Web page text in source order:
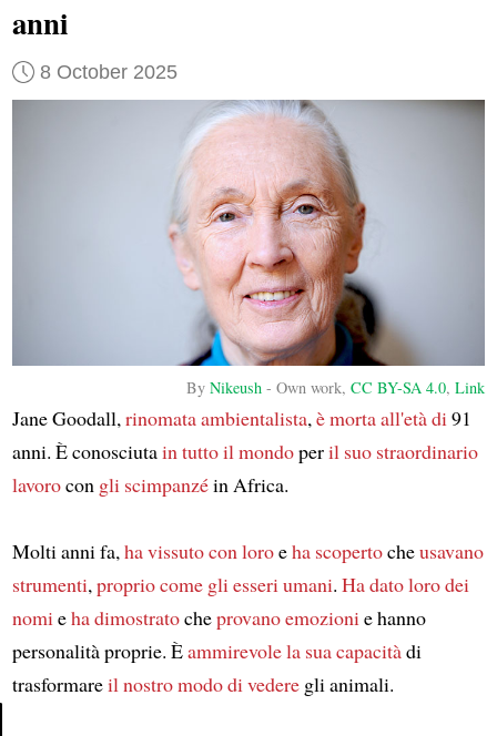
anni
8 October 2025
ByNikeush -Own work,CC BY-SA 4.0,Link
Jane Goodall,rinomata ambientalista,è morta all'età di91
anni. È conosciutain tutto il mondoperil suo straordinario
lavorocon gli scimpanzéin Africa.
Molti anni fa,ha vissuto con loroeha scopertocheusavano
strumenti,proprio come gli esseri umani. Ha dato loro dei
nomieha dimostratocheprovano emozionie hanno
personalità proprie. Èammirevolela sua capacitàdi
trasformareil nostro modo di vederegli animali.